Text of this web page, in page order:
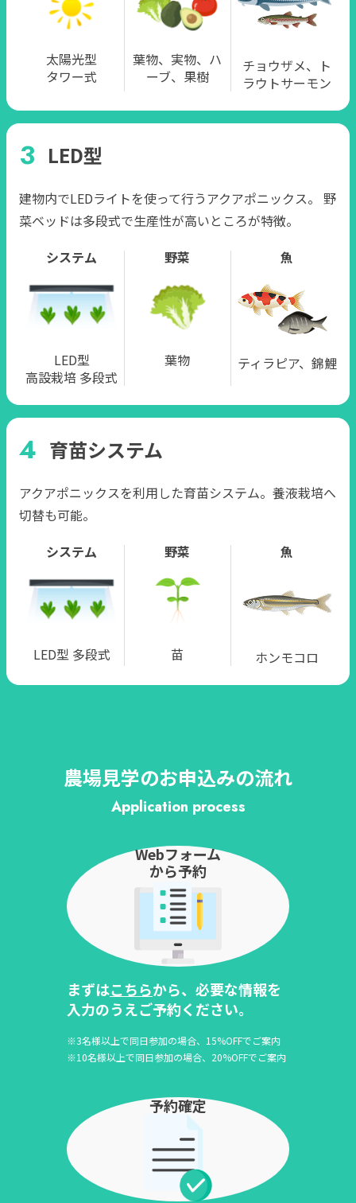
太陽光型
タワー式
葉物、実物、ハ
ーブ、果樹
チョウザメ、ト
ラウトサーモン
LED型
建物内でLEDライトを使って⾏うアクアポニックス。 野
菜ベッドは多段式で⽣産性が⾼いところが特徴。
システム
LED型
⾼設栽培 多段式
野菜
葉物
魚
ティラピア、錦鯉
育苗システム
アクアポニックスを利用した育苗システム。養液栽培へ
切替も可能。
システム
LED型 多段式
野菜
苗
魚
ホンモコロ
農場見学のお申込みの流れ
Application process
Webフォーム
から予約
まずはこちらから、必要な情報を
入力のうえご予約ください。
※3名様以上で同日参加の場合、15%OFFでご案内
※10名様以上で同日参加の場合、20%OFFでご案内
予約確定